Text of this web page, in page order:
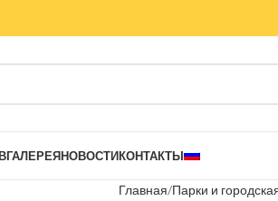
ГАЛЕРЕЯНОВОСТИКОНТАКТЫ
Главная Парки и